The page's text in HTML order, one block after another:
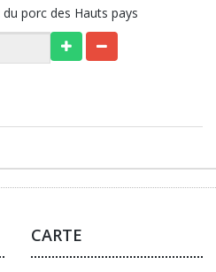
porc des Hauts pays
CARTE